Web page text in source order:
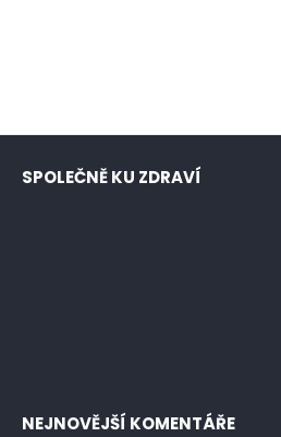
SPOLEČNĚ KU ZDRAVÍ
NEJNOVĚJŠÍ KOMENTÁŘE